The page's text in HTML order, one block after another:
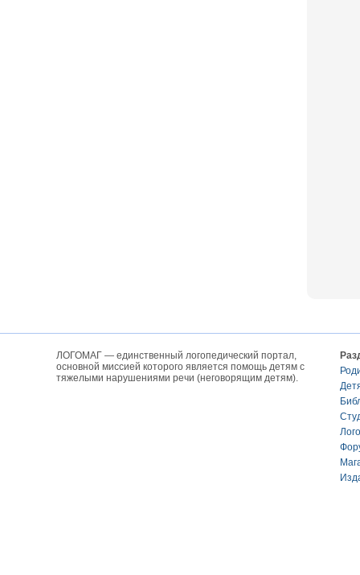
ЛОГОМАГ — единственный логопедический портал,
основной миссией которого является помощь детям с
тяжелыми нарушениями речи (неговорящим детям).